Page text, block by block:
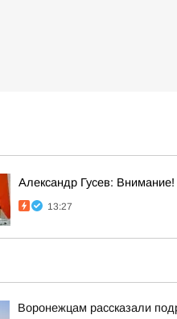
Александр Гусев:
13:27
Воронежцам рассказали